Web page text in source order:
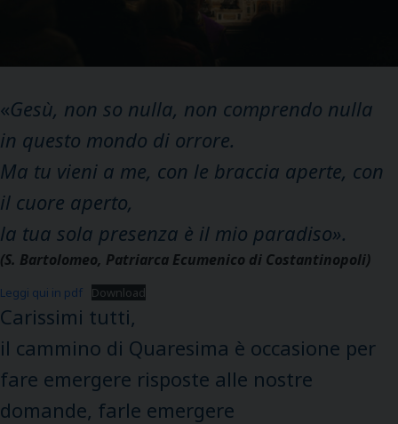
«Gesù, non so nulla, non comprendo nulla
in questo mondo di orrore.
Ma tu vieni a me, con le braccia aperte, con
il cuore aperto,
la tua sola presenza è il mio paradiso».
(S. Bartolomeo, Patriarca Ecumenico di Costantinopoli)
Leggi qui in pdf Download
Carissimi tutti,
il cammino di Quaresima è occasione per
fare emergere risposte alle nostre
domande, farle emergere